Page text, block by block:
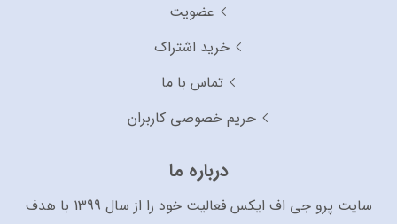
عضویت
خرید اشتراک
تماس با ما
حریم خصوصی کاربران
درباره ما
سایت پرو جی اف ایکس فعالیت خود را از سال 1399 با هدف